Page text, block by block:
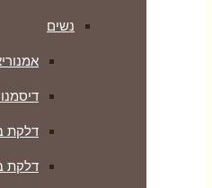
נשים
דלקת
דלקת